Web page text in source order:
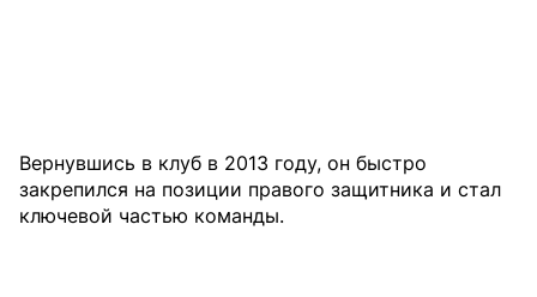
Вернувшись в клуб в 2013 году, он быстро
закрепился на позиции правого защитника и стал
ключевой частью команды.